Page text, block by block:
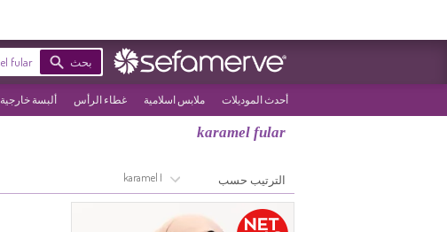
بحث
أحدث الموديلات ملابس اسلامية غطاء الرأس ألبسة خارجية
karamel fular
الصفحة الرئيسية karamel fular